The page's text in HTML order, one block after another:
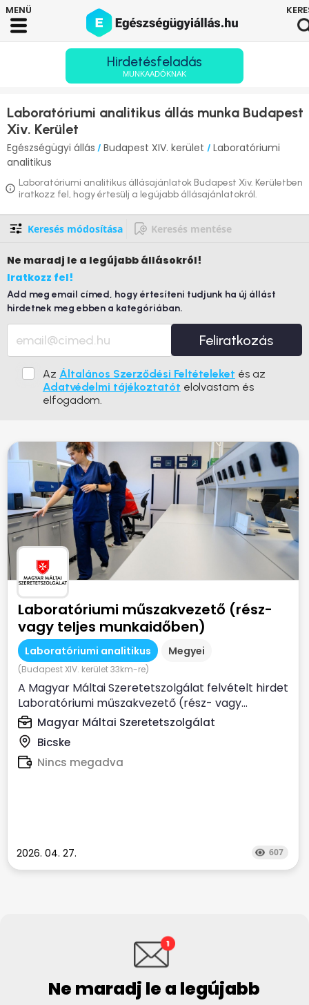
Hirdetésfeladás
MUNKAADÓKNAK
Laboratóriumi analitikus állás munka Budapest
Xiv. Kerület
Egészségügyi állás / Budapest XIV. kerület / Laboratóriumi
analitikus
Laboratóriumi analitikus állásajánlatok Budapest Xiv. Kerületben
iratkozz fel, hogy értesülj a legújabb állásajánlatokról.
Keresés módosítása Keresés mentése
Ne maradj le a legújabb állásokról!
Iratkozz fel!
Add meg email címed, hogy értesíteni tudjunk ha új állást
hirdetnek meg ebben a kategóriában.
Feliratkozás
Az Általános Szerződési Feltételeket és az
Adatvédelmi tájékoztatót elolvastam és
elfogadom.
Laboratóriumi műszakvezető (rész-
vagy teljes munkaidőben)
Laboratóriumi analitikus Megyei
(Budapest XIV. kerület 33km-re)
A Magyar Máltai Szeretetszolgálat felvételt hirdet
Laboratóriumi műszakvezető (rész- vagy...
Magyar Máltai Szeretetszolgálat
Bicske
Nincs megadva
2026. 04. 27. 607
Ne maradj le a legújabb